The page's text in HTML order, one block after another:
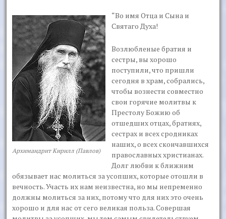
Архимандрит Кирилл (Павлов)
“Во имя Отца и Сына и
Святаго Духа!
Возлюбленые братия и
сестры, вы хорошо
поступили, что пришли
сегодня в храм, собрались,
чтобы вознести совместно
свои горячие молитвы к
Престолу Божию об
отшедших отцах, братиях,
сестрах и всех сродниках
наших, о всех скончавшихся
православных христианах.
Долг любви к ближним
обязывает нас молиться за усопших, которые отошли в
вечность. Участь их нам неизвестна, но мы непременно
должны молиться за них, потому что для них это очень
хорошо и для нас от сего великая польза. Совершая